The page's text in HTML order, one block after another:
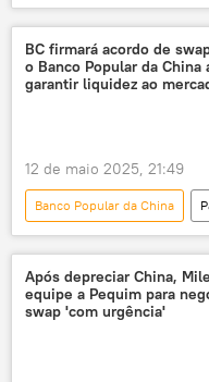
Rússia
Brasil
Etiópia
Banco Central
Internet
Pix
lista
Índia
BC firmará acordo de
o Banco Popular da China
garantir liquidez ao
12 de maio 2025, 21:49
Banco Popular da China
Economia
Luiz
Gabriel Galípolo
Banco Central
BC
Após depreciar China,
equipe a Pequim para
swap 'com urgência'